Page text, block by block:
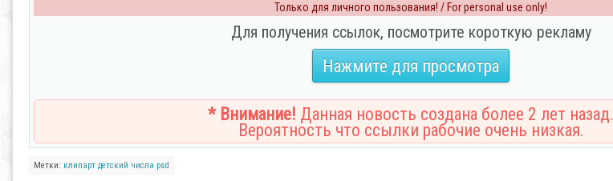
Только для личного пользования! / For personal use only!
Для получения ссылок, посмотрите короткую рекламу
Нажмите для просмотра
* Внимание! Данная новость создана более 2 лет назад.
Вероятность что ссылки рабочие очень низкая.
Метки: клипарт детский числа psd